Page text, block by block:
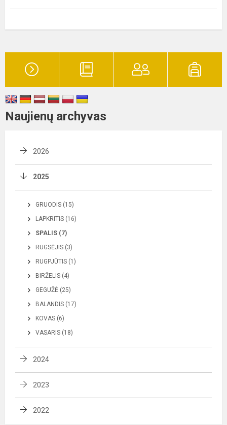
Naujienų archyvas
2026
2025
GRUODIS (15)
LAPKRITIS (16)
SPALIS (7)
RUGSĖJIS (3)
RUGPJŪTIS (1)
BIRŽELIS (4)
GEGUŽĖ (25)
BALANDIS (17)
KOVAS (6)
VASARIS (18)
2024
2023
2022